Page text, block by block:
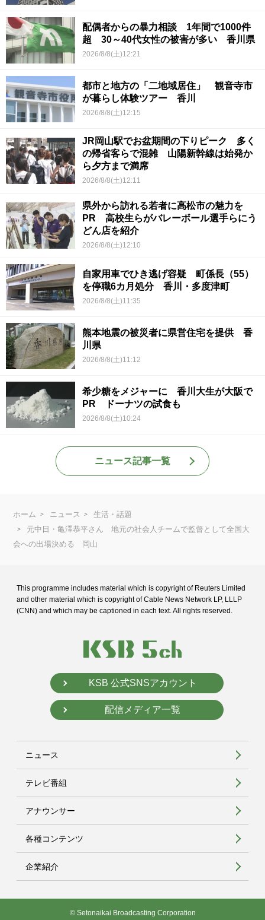
配偶者からの暴力相談 1年間で1000件
超 30～40代女性の被害が多い 香川県
2026/8/8(土)12:21
都市と地方の「二地域居住」 観音寺市
が暮らし体験ツアー 香川
2026/8/8(土)12:15
JR岡山駅でお盆期間の下りピーク 多く
の帰省客らで混雑 山陽新幹線は始発か
ら夕方まで満席
2026/8/8(土)12:11
県外から訪れる若者に高松市の魅力を
PR 高校生らがバレーボール選手らにう
どん店を紹介
2026/8/8(土)12:10
自家用車でひき逃げ容疑 町係長（55）
を停職6カ月処分 香川・多度津町
2026/8/8(土)11:35
熊本地震の被災者に県営住宅を提供 香
川県
2026/8/8(土)11:12
希少糖をメジャーに 香川大生が大阪で
PR ドーナツの試食も
2026/8/8(土)10:24
ニュース記事一覧
ホーム ニュース
生活・話題
元中日・亀澤恭平さん 地元の社会人チームで監督として全国大
会への出場決める 岡山
This programme includes material which is copyright of Reuters Limited
and other material which is copyright of Cable News Network LP, LLLP
(CNN) and which may be captioned in each text. All rights reserved.
KSB 公式SNSアカウント
配信メディア一覧
ニュース
テレビ番組
アナウンサー
各種コンテンツ
企業紹介
© Setonaikai Broadcasting Corporation